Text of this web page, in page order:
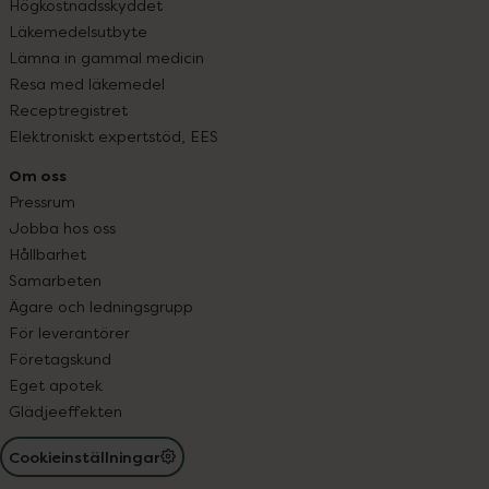
Högkostnadsskyddet
Läkemedelsutbyte
Lämna in gammal medicin
Resa med läkemedel
Receptregistret
Elektroniskt expertstöd, EES
Om oss
Pressrum
Jobba hos oss
Hållbarhet
Samarbeten
Ägare och ledningsgrupp
För leverantörer
Företagskund
Eget apotek
Glädjeeffekten
Cookieinställningar